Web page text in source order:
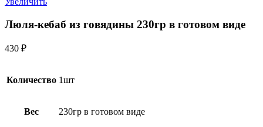
Люля-кебаб из говядины 230гр в готовом виде
430 ₽
Количество 1шт
Вес 230гр в готовом виде